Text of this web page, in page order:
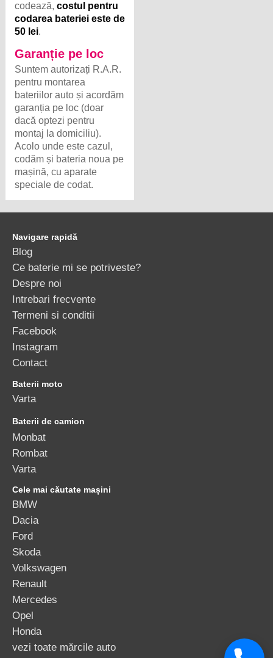
codează,costul pentru
codarea bateriei este de
50 lei.
Garanție pe loc
Suntem autorizați R.A.R.
pentru montarea
bateriilor auto și acordăm
garanția pe loc (doar
dacă optezi pentru
montaj la domiciliu).
Acolo unde este cazul,
codăm și bateria noua pe
mașină, cu aparate
speciale de codat.
Navigare rapidă
Blog
Ce baterie mi se potriveste?
Despre noi
Intrebari frecvente
Termeni si conditii
Facebook
Instagram
Contact
Baterii moto
Varta
Baterii de camion
Monbat
Rombat
Varta
Cele mai căutate mașini
BMW
Dacia
Ford
Skoda
Volkswagen
Renault
Mercedes
Opel
Honda
vezi toate mărcile auto